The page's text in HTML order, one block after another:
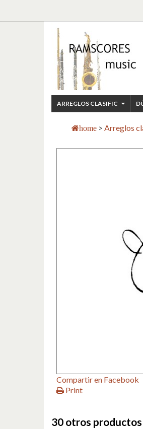
ARREGLOS CLASIFIC
home > Arreglos
Compartir en Facebook
Print
30 otros